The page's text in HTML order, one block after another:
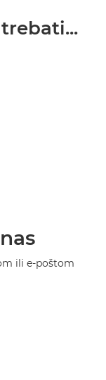
ili e-poštom